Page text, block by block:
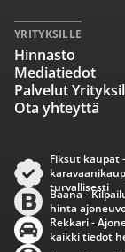
YRITYKSILLE
Hinnasto
Mediatiedot
Palvelut
Ota yhteyttä
Fiksut kaupat
turvallisesti
Baana -
hinta
Rekkari -
kaikki tiedot